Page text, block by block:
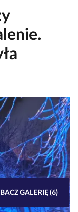
GALERIĘ (6)